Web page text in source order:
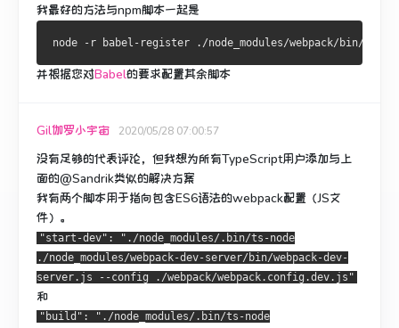
我最好的方法与npm脚本一起是
并根据您对Babel的要求配置其余脚本
Gil伽罗小宇宙 2020/05/28 07:00:57
没有足够的代表评论，但我想为所有TypeScript用户添加与上
面的@Sandrik类似的解决方案
我有两个脚本用于指向包含ES6语法的webpack配置（JS文
件）。
"start-dev": "./node_modules/.bin/ts-node
./node_modules/webpack-dev-server/bin/webpack-dev-
server.js --config ./webpack/webpack.config.dev.js"
和
"build": "./node_modules/.bin/ts-node